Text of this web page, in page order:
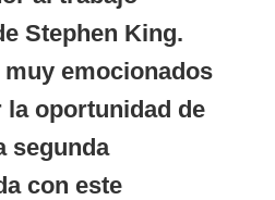
Stephen King.
emocionados
la oportunidad de
segunda
con este